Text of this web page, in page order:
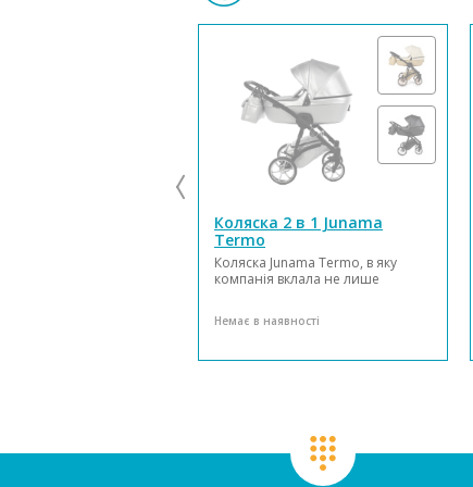
Коляска 2 в 1 Junama
Termo
Коляска Junama Termo, в яку
компанія вклала не лише
бренду модні тенденції,
для того, щоб кінцевий продукт
Немає в наявності